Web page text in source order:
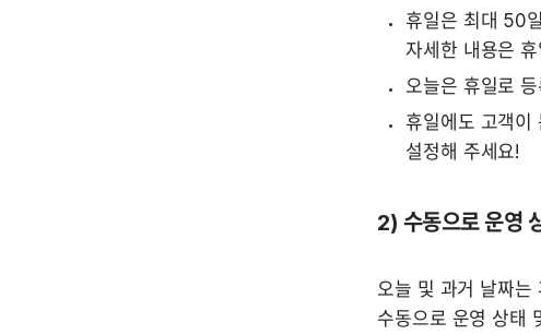
휴일은 최대 50
자세한 내용은
오늘은 휴일로
휴일에도 고객
설정해 주세요!
2) 수동으로 운영
오늘 및 과거 날짜는
수동으로 운영 상태